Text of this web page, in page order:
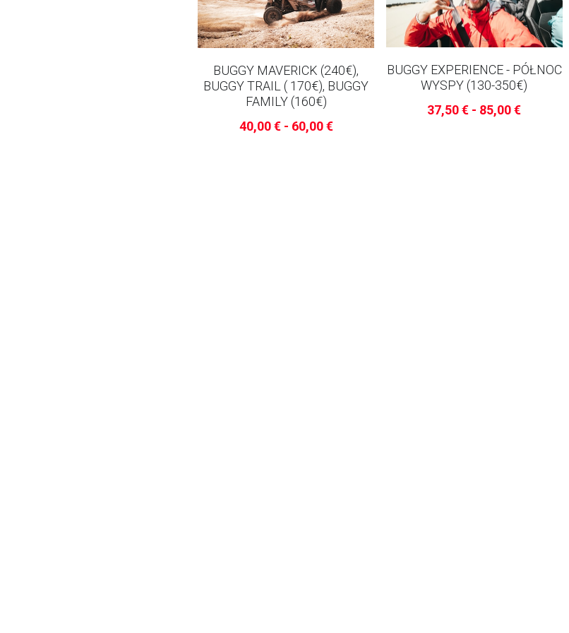
BUGGY MAVERICK (240€),
BUGGY TRAIL ( 170€), BUGGY
FAMILY (160€)
40,00 € - 60,00 €
BUGGY EXPERIENCE - PÓŁNOC
WYSPY (130-350€)
37,50 € - 85,00 €